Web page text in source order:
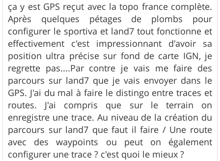
s
s
a
g
e
ça y est GPS reçut avec la topo france complète.
Après quelques pétages de plombs pour
configurer le sportiva et land7 tout fonctionne et
effectivement c'est impressionnant d'avoir sa
position ultra précise sur fond de carte IGN, je
regrette pas....Par contre je vais me faire des
parcours sur land7 que je vais envoyer dans le
GPS. J'ai du mal à faire le distingo entre traces et
routes. J'ai compris que sur le terrain on
enregistre une trace. Au niveau de la création du
parcours sur land7 que faut il faire / Une route
avec des waypoints ou peut on également
configurer une trace ? c'est quoi le mieux ?